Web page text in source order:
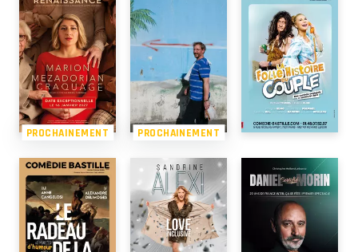
PROCHAINEMENT PROCHAINEMENT